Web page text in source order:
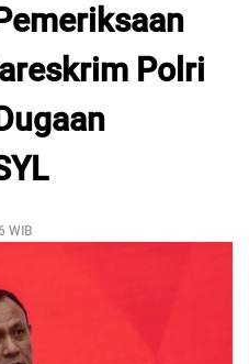
Polri
WIB